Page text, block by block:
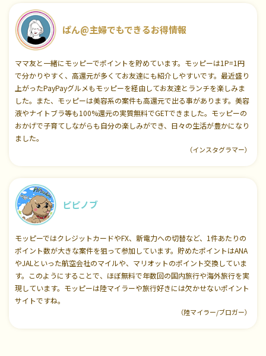
ぱん@主婦でもできるお得情報
ママ友と一緒にモッピーでポイントを貯めています。モッピーは1P=1円
で分かりやすく、高還元が多くてお友達にも紹介しやすいです。最近盛り
上がったPayPayグルメもモッピーを経由してお友達とランチを楽しみま
した。また、モッピーは美容系の案件も高還元で出る事があります。美容
液やナイトブラ等も100%還元の実質無料でGETできました。モッピーの
おかげで子育てしながらも自分の楽しみができ、日々の生活が豊かになり
ました。
（インスタグラマー）
ピピノブ
モッピーではクレジットカードやFX、新電力への切替など、1件あたりの
ポイント数が大きな案件を狙って参加しています。貯めたポイントはANA
やJALといった航空会社のマイルや、マリオットのポイント交換していま
す。このようにすることで、ほぼ無料で年数回の国内旅行や海外旅行を実
現しています。モッピーは陸マイラーや旅行好きには欠かせないポイント
サイトですね。
（陸マイラー/ブロガー）